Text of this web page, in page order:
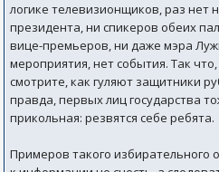
логике телевизионщиков, раз нет
президента, ни спикеров обеих
вице-премьеров, ни даже мэра
мероприятия, нет события. Так
смотрите, как гуляют защитники
правда, первых лиц государства
прикольная: резвятся себе ребята.
Примеров такого